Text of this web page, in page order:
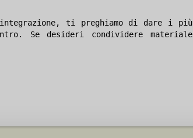
ti preghiamo di dare i più
Se desideri condividere materiale